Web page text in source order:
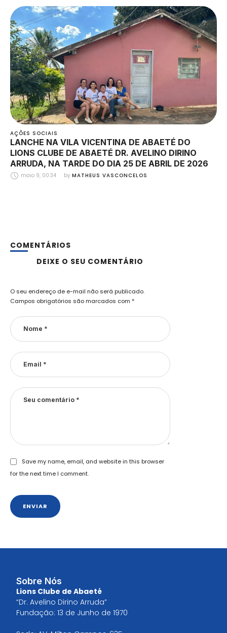
AÇÕES SOCIAIS
LANCHE NA VILA VICENTINA DE ABAETÉ DO
LIONS CLUBE DE ABAETÉ DR. AVELINO DIRINO
ARRUDA, NA TARDE DO DIA 25 DE ABRIL DE 2026
maio 9, 00:34 by MATHEUS VASCONCELOS
COMENTÁRIOS
DEIXE O SEU COMENTÁRIO
O seu endereço de e-mail não será publicado.
Campos obrigatórios são marcados com *
Save my name, email, and website in this browser
for the next time I comment.
ENVIAR
Sobre Nós
Lions Clube de Abaeté
“Dr. Avelino Dirino Arruda”
Fundação: 13 de Junho de 1970